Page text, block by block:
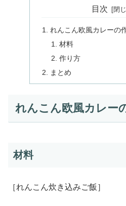
目次
れんこん欧風カレーの
材料
作り方
まとめ
れんこん欧風カレー
材料
［れんこん炊き込みご飯］